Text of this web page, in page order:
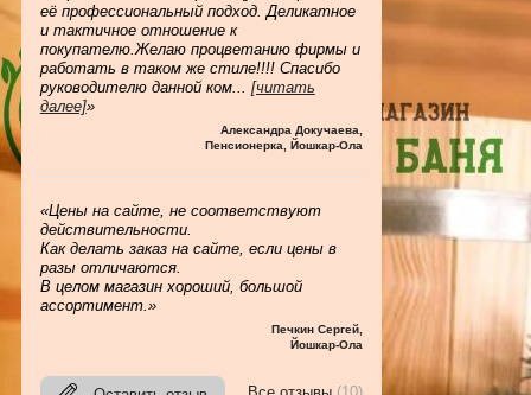
её профессиональный подход. Деликатное
и тактичное отношение к
покупателю.Желаю процветанию фирмы и
работать в таком же стиле!!!! Спасибо
руководителю данной ком... [читать
далее]»
Александра Докучаева
Пенсионерка, Йошкар-Ола
«Цены на сайте, не соответствуют
действительности.
Как делать заказ на сайте, если цены в
разы отличаются.
В целом магазин хороший, большой
ассортимент.»
Печкин Сергей,
Йошкар-Ола
Все отзывы(10)